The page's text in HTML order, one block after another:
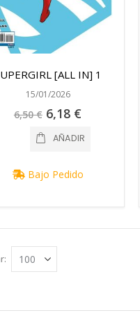
[ALL IN] 1
15/01/2026
6,50 € Precio
especial
6,18 €
AÑADIR
Bajo Pedido